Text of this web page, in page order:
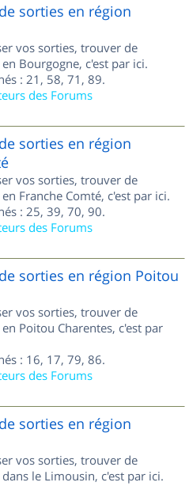
sorties en région
vos sorties, trouver de
Bourgogne, c'est par ici.
: 21, 58, 71, 89.
des Forums
sorties en région
vos sorties, trouver de
Franche Comté, c'est par ici.
: 25, 39, 70, 90.
des Forums
sorties en région Poitou
vos sorties, trouver de
Poitou Charentes, c'est par
: 16, 17, 79, 86.
des Forums
sorties en région
vos sorties, trouver de
le Limousin, c'est par ici.